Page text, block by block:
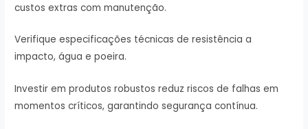
custos extras com manutenção.
Verifique especificações técnicas de resistência a
impacto, água e poeira.
Investir em produtos robustos reduz riscos de falhas em
momentos críticos, garantindo segurança contínua.